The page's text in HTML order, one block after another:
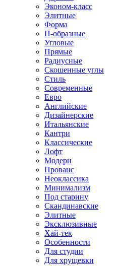
Эконом-класс
Элитные
Форма
П-образные
Угловые
Прямые
Радиусные
Скошенные углы
Стиль
Современные
Евро
Английские
Дизайнерские
Итальянские
Кантри
Классические
Лофт
Модерн
Прованс
Неоклассика
Минимализм
Под старину
Скандинавские
Элитные
Эксклюзивные
Хай-тек
Особенности
Для студии
Для хрущевки